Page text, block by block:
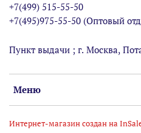
Меню
+7(499) 515-55-50
+7(495)975-55-50 (Оптовый
Пункт выдачи ; г. Москва,
Интернет-магазин создан на